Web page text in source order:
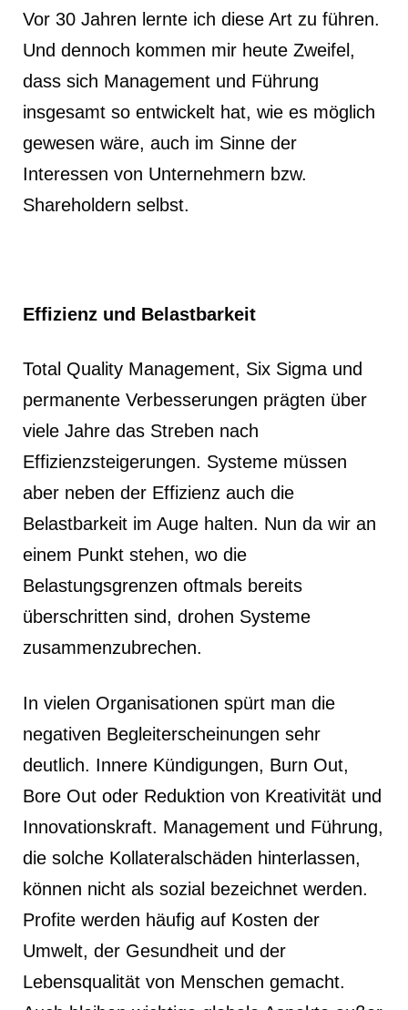
Vor 30 Jahren lernte ich diese Art zu führen.
Und dennoch kommen mir heute Zweifel,
dass sich Management und Führung
insgesamt so entwickelt hat, wie es möglich
gewesen wäre, auch im Sinne der
Interessen von Unternehmern bzw.
Shareholdern selbst.
Effizienz und Belastbarkeit
Total Quality Management, Six Sigma und
permanente Verbesserungen prägten über
viele Jahre das Streben nach
Effizienzsteigerungen. Systeme müssen
aber neben der Effizienz auch die
Belastbarkeit im Auge halten. Nun da wir an
einem Punkt stehen, wo die
Belastungsgrenzen oftmals bereits
überschritten sind, drohen Systeme
zusammenzubrechen.
In vielen Organisationen spürt man die
negativen Begleiterscheinungen sehr
deutlich. Innere Kündigungen, Burn Out,
Bore Out oder Reduktion von Kreativität und
Innovationskraft. Management und Führung,
die solche Kollateralschäden hinterlassen,
können nicht als sozial bezeichnet werden.
Profite werden häufig auf Kosten der
Umwelt, der Gesundheit und der
Lebensqualität von Menschen gemacht.